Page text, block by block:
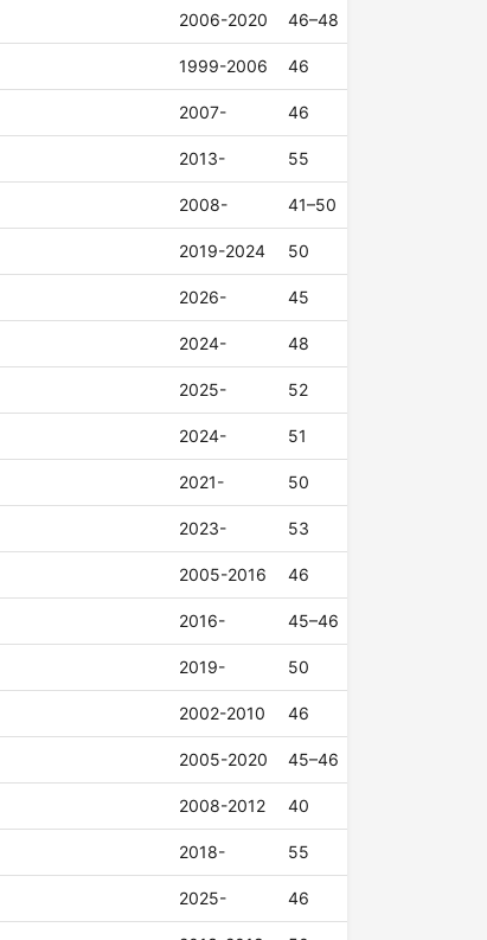
2006-2020 46–48
1999-2006 46
2007- 46
2013- 55
2008- 41–50
2019-2024 50
2026- 45
2024- 48
2025- 52
2024- 51
2021- 50
2023- 53
2005-2016 46
2016- 45–46
2019- 50
2002-2010 46
2005-2020 45–46
2008-2012 40
2018- 55
2025- 46